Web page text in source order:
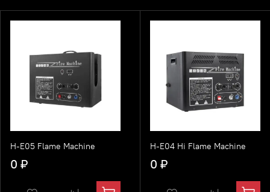
H-E05 Flame Machine
0 ₽
H-E04 Hi Flame Machine
0 ₽